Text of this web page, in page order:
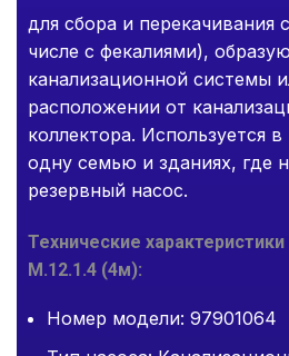
для сбора и перекачивания
числе с фекалиями),
канализационной системы
расположении от
коллектора. Используется
одну семью и зданиях, где
резервный насос.
Технические
M.12.1.4 (4м):
Номер модели: 97901064